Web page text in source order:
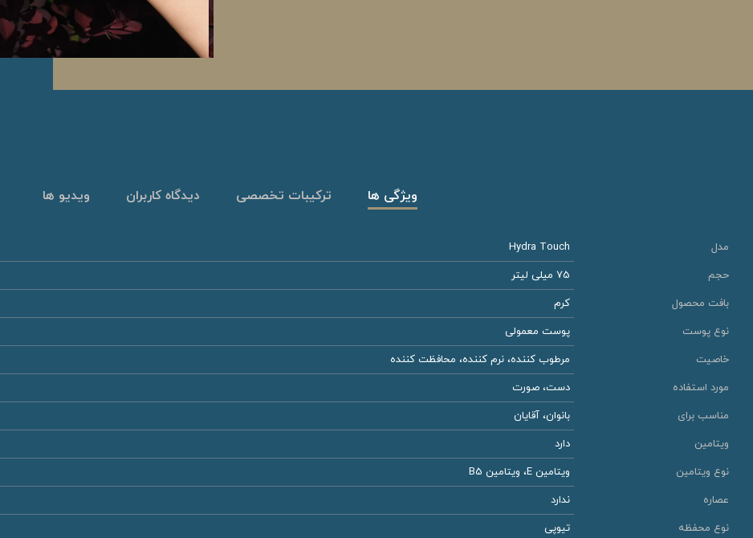
ویژگی ها ترکیبات تخصصی دیدگاه کاربران ویدیو ها
مدل
Hydra Touch
حجم
75 میلی لیتر
بافت محصول
کرم
نوع پوست
پوست معمولی
خاصیت
مرطوب کننده، نرم کننده، محافظت کننده
مورد استفاده
دست، صورت
مناسب برای
بانوان، آقایان
ویتامین
دارد
نوع ویتامین
ویتامین E، ویتامین B5
عصاره
ندارد
نوع محفظه
تیوپی